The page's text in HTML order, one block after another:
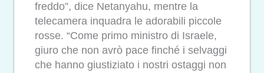
freddo”, dice Netanyahu, mentre la
telecamera inquadra le adorabili piccole
rosse. “Come primo ministro di Israele,
giuro che non avrò pace finché i selvaggi
che hanno giustiziato i nostri ostaggi non